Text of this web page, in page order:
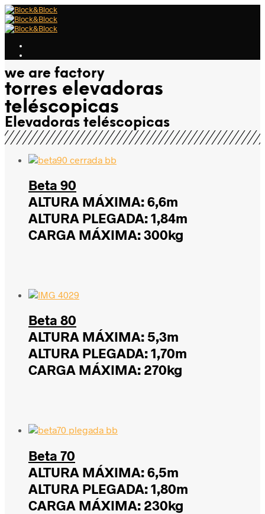
we are factory
torres elevadoras
teléscopicas
Elevadoras teléscopicas
Beta 90
ALTURA MÁXIMA: 6,6m
ALTURA PLEGADA: 1,84m
CARGA MÁXIMA: 300kg
Beta 80
ALTURA MÁXIMA: 5,3m
ALTURA PLEGADA: 1,70m
CARGA MÁXIMA: 270kg
Beta 70
ALTURA MÁXIMA: 6,5m
ALTURA PLEGADA: 1,80m
CARGA MÁXIMA: 230kg